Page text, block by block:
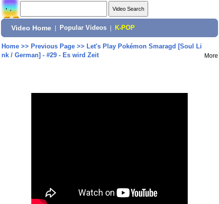
Video Home Popular Videos K-POP
Home>> Previous Page>> Let's Play Pokémon Smaragd [Soul Li
nk / German] - #29 - Es wird Zeit
More